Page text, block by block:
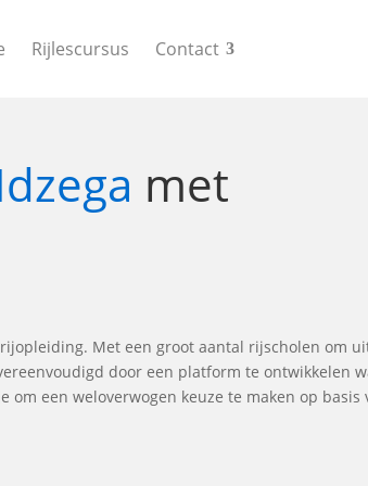
Rijlescursus Contact
met
Met een groot aantal rijscholen om
door een platform te ontwikkelen
een weloverwogen keuze te maken op basis